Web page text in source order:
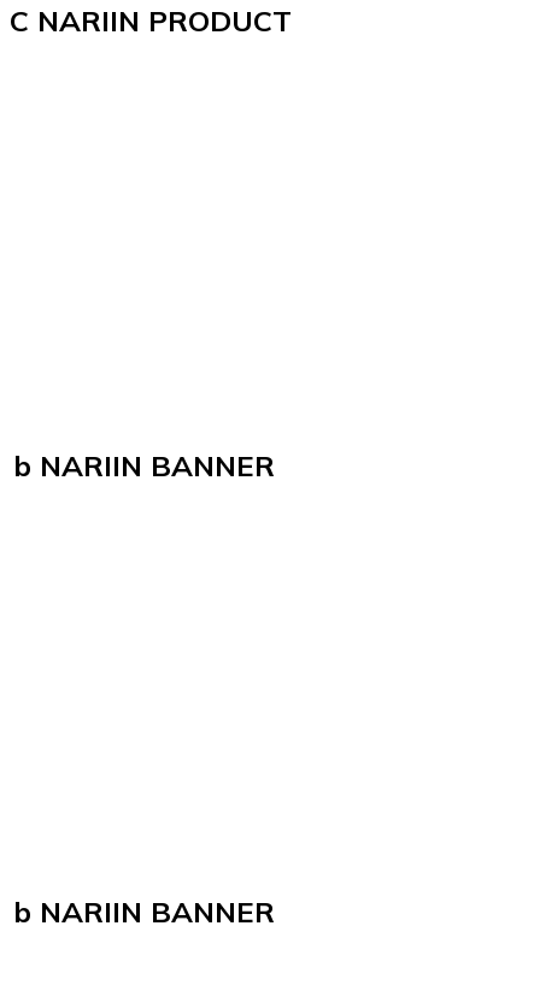
C NARIIN PRODUCT
b NARIIN BANNER
b NARIIN BANNER